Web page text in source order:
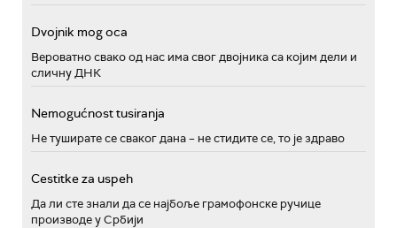
Dvojnik mog oca
Вероватно свако од нас има свог двојника са којим дели и
сличну ДНК
Nemogućnost tusiranja
Не туширате се сваког дана – не стидите се, то је здраво
Cestitke za uspeh
Да ли сте знали да се најбоље грамофонске ручице
производе у Србији